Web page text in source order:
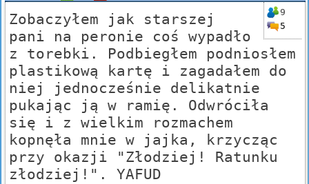
9
5
Zobaczyłem jak starszej
pani na peronie coś wypadło
z torebki. Podbiegłem podniosłem
plastikową kartę i zagadałem do
niej jednocześnie delikatnie
pukając ją w ramię. Odwróciła
się i z wielkim rozmachem
kopnęła mnie w jajka, krzycząc
przy okazji "Złodziej! Ratunku
złodziej!". YAFUD